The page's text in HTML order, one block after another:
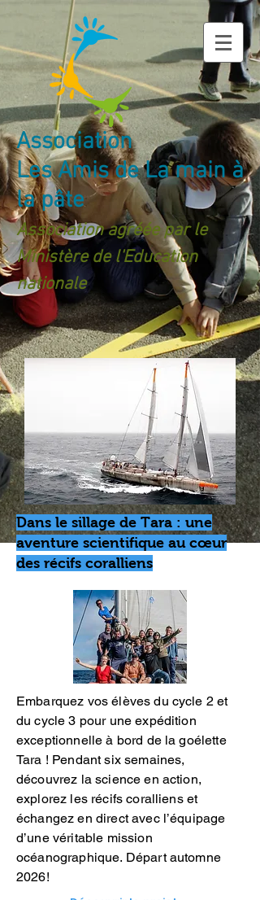
Association
Les Amis de La main à
la pâte
Association agréée par le
Ministère de l'Education
nationale
Dans le sillage de Tara : une
aventure scientifique au cœur
des récifs coralliens
Embarquez vos élèves du cycle 2 et
du cycle 3 pour une expédition
exceptionnelle à bord de la goélette
Tara ! Pendant six semaines,
découvrez la science en action,
explorez les récifs coralliens et
échangez en direct avec l’équipage
d’une véritable mission
océanographique. Départ automne
2026!